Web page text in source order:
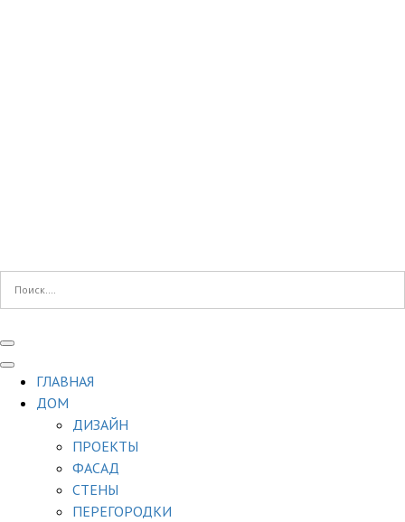
ГЛАВНАЯ
ДОМ
ДИЗАЙН
ПРОЕКТЫ
ФАСАД
СТЕНЫ
ПЕРЕГОРОДКИ